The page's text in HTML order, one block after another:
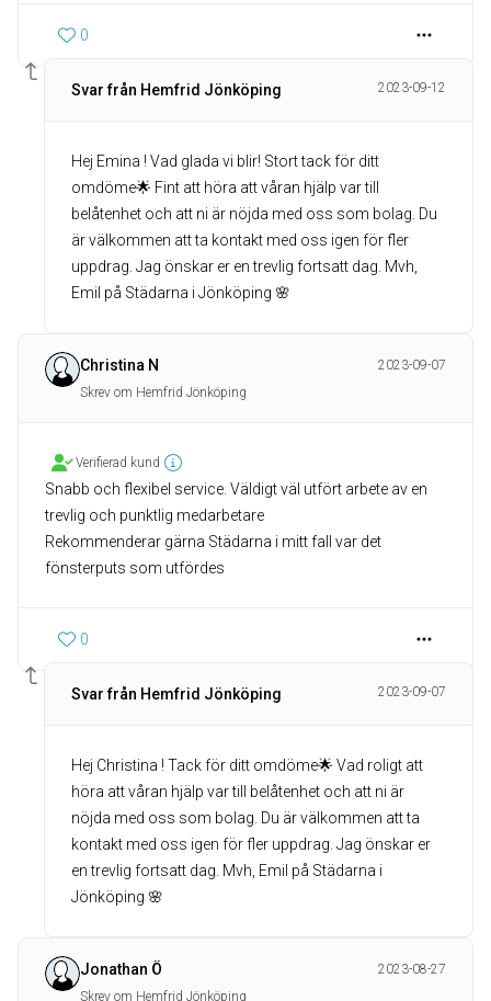
0
Svar från Hemfrid Jönköping 2023-09-12
Hej Emina ! Vad glada vi blir! Stort tack för ditt
omdöme🌟 Fint att höra att våran hjälp var till
belåtenhet och att ni är nöjda med oss som bolag. Du
är välkommen att ta kontakt med oss igen för fler
uppdrag. Jag önskar er en trevlig fortsatt dag. Mvh,
Emil på Städarna i Jönköping 🌸
Christina N
2023-09-07
Skrev om Hemfrid Jönköping
Verifierad kund
Snabb och flexibel service. Väldigt väl utfört arbete av en
trevlig och punktlig medarbetare
Rekommenderar gärna Städarna i mitt fall var det
fönsterputs som utfördes
0
Svar från Hemfrid Jönköping 2023-09-07
Hej Christina ! Tack för ditt omdöme🌟 Vad roligt att
höra att våran hjälp var till belåtenhet och att ni är
nöjda med oss som bolag. Du är välkommen att ta
kontakt med oss igen för fler uppdrag. Jag önskar er
en trevlig fortsatt dag. Mvh, Emil på Städarna i
Jönköping 🌸
Jonathan Ö
2023-08-27
Skrev om Hemfrid Jönköping